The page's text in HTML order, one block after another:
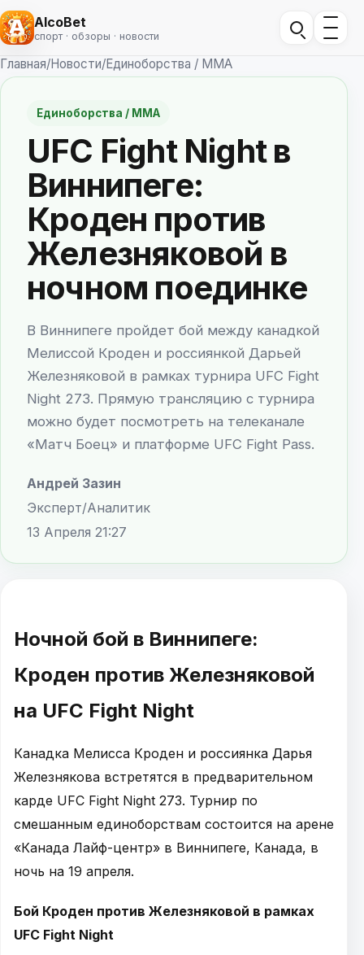
AlcoBet
спорт · обзоры · новости
Главная/Новости/Единоборства / ММА
Единоборства / ММА
UFC Fight Night в
Виннипеге:
Кроден против
Железняковой в
ночном поединке
В Виннипеге пройдет бой между канадкой
Мелиссой Кроден и россиянкой Дарьей
Железняковой в рамках турнира UFC Fight
Night 273. Прямую трансляцию с турнира
можно будет посмотреть на телеканале
«Матч Боец» и платформе UFC Fight Pass.
Андрей Зазин
Эксперт/Аналитик
13 Апреля 21:27
Ночной бой в Виннипеге:
Кроден против Железняковой
на UFC Fight Night
Канадка Мелисса Кроден и россиянка Дарья
Железнякова встретятся в предварительном
карде UFC Fight Night 273. Турнир по
смешанным единоборствам состоится на арене
«Канада Лайф-центр» в Виннипеге, Канада, в
ночь на 19 апреля.
Бой Кроден против Железняковой в рамках
UFC Fight Night